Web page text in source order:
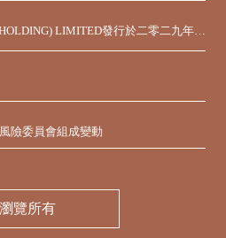
LIMITED發行於二零二九年到
票據之同意徵求於屆滿期限前收到的
險委員會組成變動
瀏覽所有